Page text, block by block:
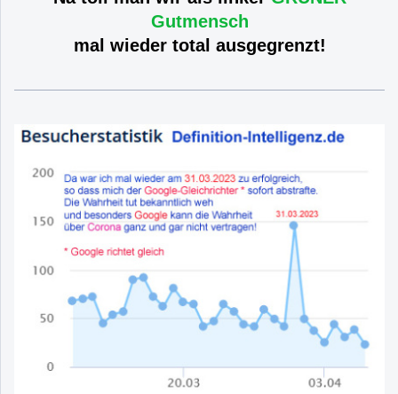
Gutmensch
mal wieder total ausgegrenzt!